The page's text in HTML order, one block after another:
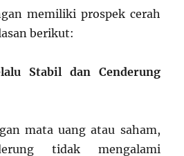
memiliki prospek cerah
berikut:
Stabil dan Cenderung
mata uang atau saham,
tidak mengalami